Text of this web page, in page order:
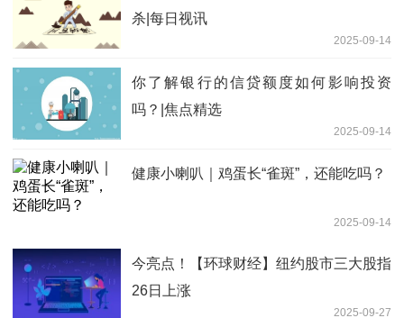
杀|每日视讯
2025-09-14
你了解银行的信贷额度如何影响投资
吗？|焦点精选
2025-09-14
健康小喇叭｜鸡蛋长“雀斑”，还能吃吗？
2025-09-14
今亮点！【环球财经】纽约股市三大股指
26日上涨
2025-09-27